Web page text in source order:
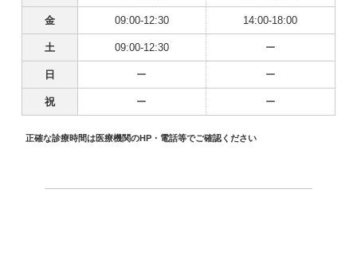
金 09:00-12:30 14:00-18:00
土 09:00-12:30 ー
日 ー ー
祝 ー ー
正確な診療時間は医療機関のHP・電話等でご確認ください